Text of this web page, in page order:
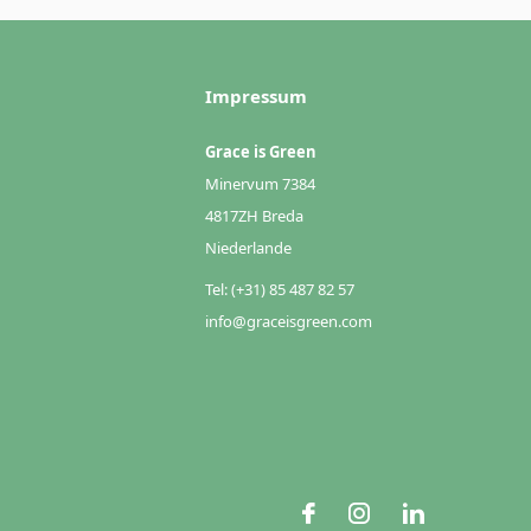
Impressum
Grace is Green
Minervum 7384
4817ZH Breda
Niederlande
Tel: (+31) 85 487 82 57
info@graceisgreen.com